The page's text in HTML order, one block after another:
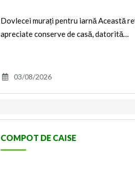
Dovlecei murați pentru iarnă Această
apreciate conserve de casă, datorită…
03/08/2026
COMPOT DE CAISE